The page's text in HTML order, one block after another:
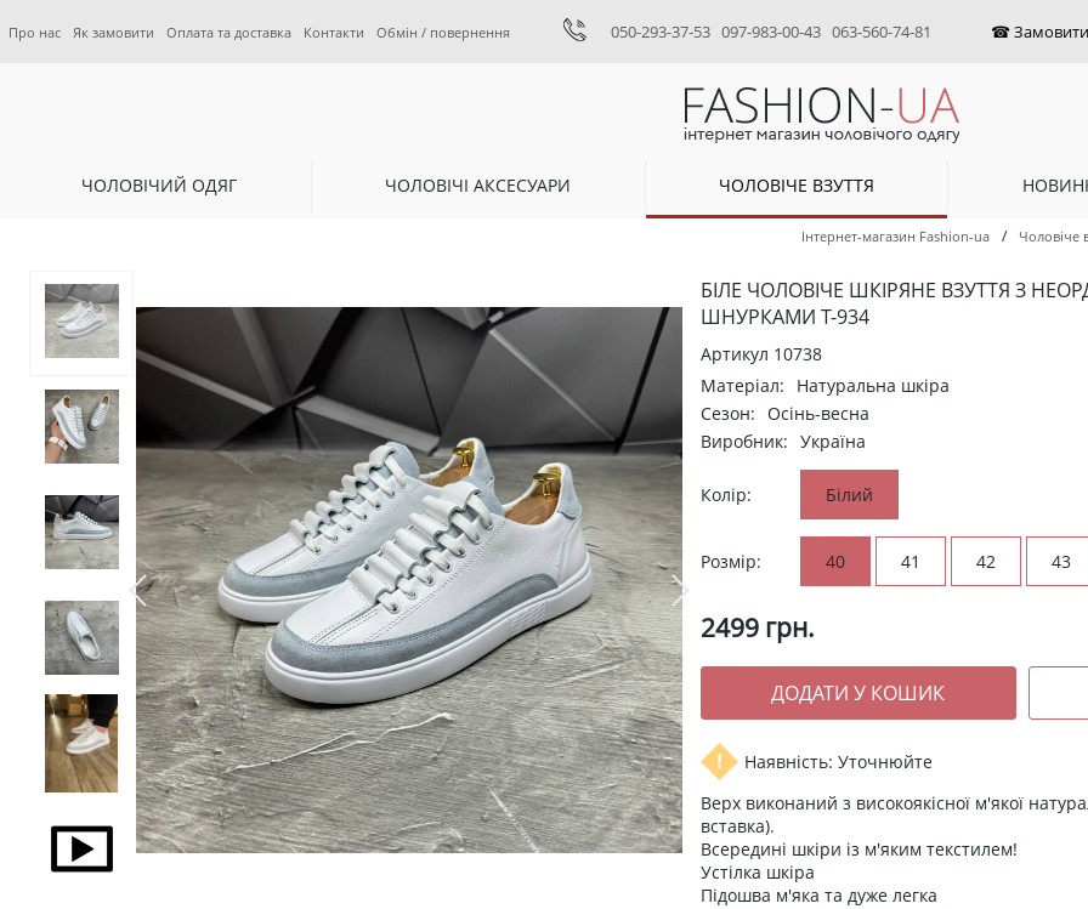
Про нас Як замовити Оплата та доставка Контакти Обмін / повернення 050-293-37-53 097-983-00-43 063-560-74-81
ЧОЛОВІЧИЙ ОДЯГ ЧОЛОВІЧІ АКСЕСУАРИ ЧОЛОВІЧЕ ВЗУТТЯ
Інтернет-магазин Fashion-ua / Чоловіче
БІЛЕ ЧОЛОВІЧЕ ШКІРЯНЕ ВЗУТТЯ З
ШНУРКАМИ Т-934
Артикул 10738
Матеріал:
Натуральна шкіра
Сезон: Осінь-весна
Виробник: Україна
Колір: Білий
Розмір: 40 41 42 43
2499 грн.
Наявність: Уточнюйте
Верх виконаний з високоякісної м'якої
вставка).
Всередині шкіри із м'яким текстилем!
Устілка шкіра
Підошва м'яка та дуже легка